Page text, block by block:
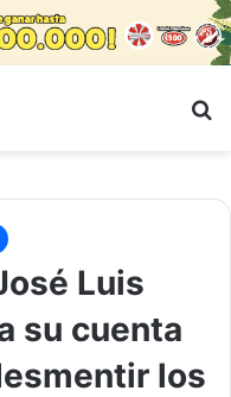
Luis
su cuenta
los